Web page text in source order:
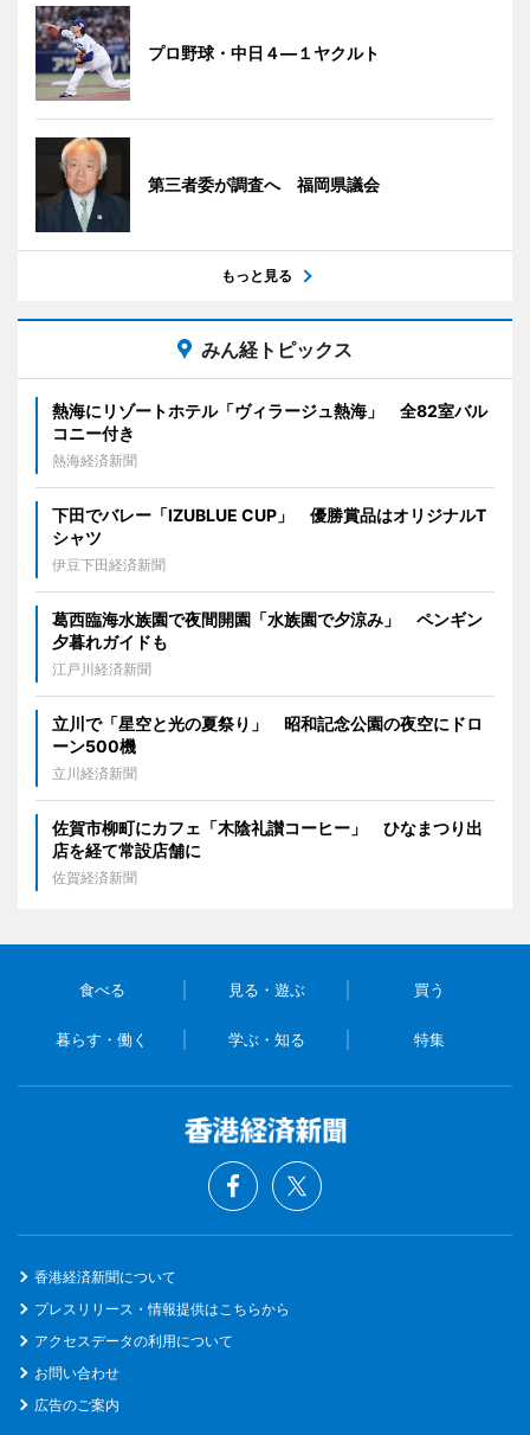
プロ野球・中日４―１ヤクルト
第三者委が調査へ 福岡県議会
もっと見る
みん経トピックス
熱海にリゾートホテル「ヴィラージュ熱海」 全82室バル
コニー付き
熱海経済新聞
下田でバレー「IZUBLUE CUP」 優勝賞品はオリジナルT
シャツ
伊豆下田経済新聞
葛西臨海水族園で夜間開園「水族園で夕涼み」 ペンギン
夕暮れガイドも
江戸川経済新聞
立川で「星空と光の夏祭り」 昭和記念公園の夜空にドロ
ーン500機
立川経済新聞
佐賀市柳町にカフェ「木陰礼讃コーヒー」 ひなまつり出
店を経て常設店舗に
佐賀経済新聞
食べる 見る・遊ぶ 買う
暮らす・働く 学ぶ・知る 特集
香港経済新聞について
プレスリリース・情報提供はこちらから
アクセスデータの利用について
お問い合わせ
広告のご案内